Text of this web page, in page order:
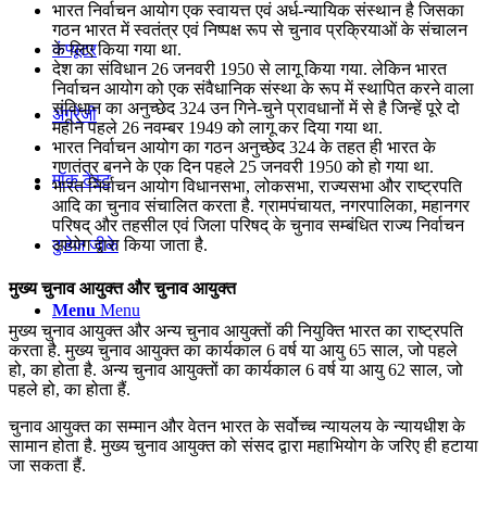
कंप्यूटर
अंग्रेजी
मॉक टेस्ट
टुडेज जीके
Menu Menu
भारत निर्वाचन आयोग एक स्वायत्त एवं अर्ध-न्यायिक संस्थान है जिसका
गठन भारत में स्वतंत्र एवं निष्पक्ष रूप से चुनाव प्रक्रियाओं के संचालन
के लिए किया गया था.
देश का संविधान 26 जनवरी 1950 से लागू किया गया. लेकिन भारत
निर्वाचन आयोग को एक संवैधानिक संस्‍था के रूप में स्‍थापित करने वाला
संविधान का अनुच्‍छेद 324 उन गिने-चुने प्रावधानों में से है जिन्‍हें पूरे दो
महीने पहले 26 नवम्‍बर 1949 को लागू कर दिया गया था.
भारत निर्वाचन आयोग का गठन अनुच्‍छेद 324 के तहत ही भारत के
गणतंत्र बनने के एक दिन पहले 25 जनवरी 1950 को हो गया था.
भारत निर्वाचन आयोग विधानसभा, लोकसभा, राज्यसभा और राष्ट्रपति
आदि का चुनाव संचालित करता है. ग्रामपंचायत, नगरपालिका, महानगर
परिषद् और तहसील एवं जिला परिषद् के चुनाव सम्बंधित राज्य निर्वाचन
आयोग द्वारा किया जाता है.
मुख्य चुनाव आयुक्त और चुनाव आयुक्त
मुख्य चुनाव आयुक्त और अन्य चुनाव आयुक्तों की नियुक्ति भारत का राष्ट्रपति
करता है. मुख्य चुनाव आयुक्त का कार्यकाल 6 वर्ष या आयु 65 साल, जो पहले
हो, का होता है. अन्य चुनाव आयुक्तों का कार्यकाल 6 वर्ष या आयु 62 साल, जो
पहले हो, का होता हैं.
चुनाव आयुक्त का सम्मान और वेतन भारत के सर्वोच्च न्यायलय के न्यायधीश के
सामान होता है. मुख्य चुनाव आयुक्त को संसद द्वारा महाभियोग के जरिए ही हटाया
जा सकता हैं.